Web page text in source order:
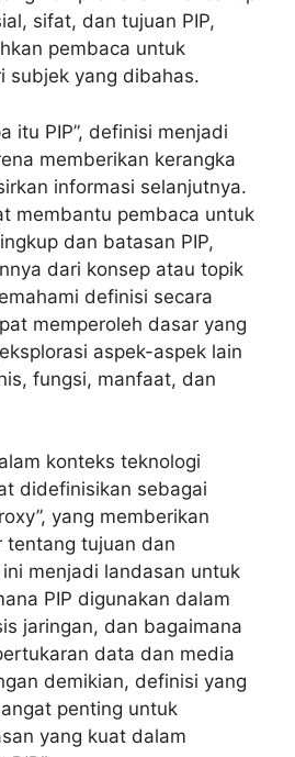
sifat, dan tujuan PIP,
pembaca untuk
subjek yang dibahas.
itu PIP”, definisi menjadi
memberikan kerangka
informasi selanjutnya.
membantu pembaca untuk
dan batasan PIP,
dari konsep atau topik
definisi secara
memperoleh dasar yang
aspek-aspek lain
fungsi, manfaat, dan
konteks teknologi
didefinisikan sebagai
yang memberikan
tentang tujuan dan
menjadi landasan untuk
PIP digunakan dalam
jaringan, dan bagaimana
data dan media
demikian, definisi yang
penting untuk
yang kuat dalam